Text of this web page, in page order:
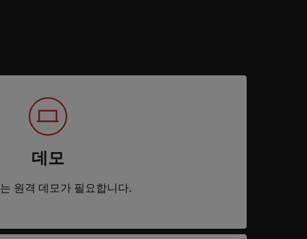
데모
원격 데모가 필요합니다.